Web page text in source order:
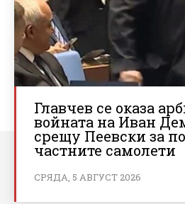
Главчев се оказа
войната на Иван
срещу Пеевски за
частните самолети
СРЯДА, 5 АВГУСТ 2026